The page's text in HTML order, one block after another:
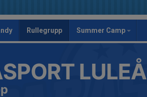
Rullegrupp Summer Camp
LULEÅ